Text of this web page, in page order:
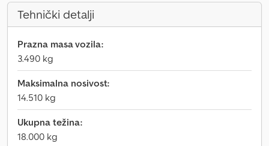
Tehnički detalji
Prazna masa vozila:
3.490 kg
Maksimalna nosivost:
14.510 kg
Ukupna težina:
18.000 kg